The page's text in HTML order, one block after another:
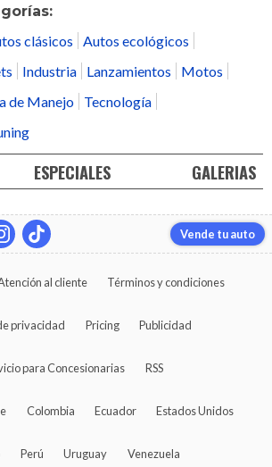
clásicos
Autos ecológicos
Industria Lanzamientos
Motos
de Manejo
Tecnología
ESPECIALES GALERIAS
Vende tu auto
al cliente Términos y condiciones
privacidad Pricing Publicidad
para Concesionarias RSS
Colombia Ecuador Estados Unidos
Perú Uruguay Venezuela